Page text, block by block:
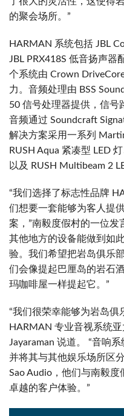
的聚会场所。”
HARMAN 系统包括 JBL
JBL PRX418S 低音扬声器
个系统由 Crown
力。音频处理由 BSS
50 信号处理器提供，信号
音频通过 Soundcraft
解决方案采用一系列
RUSH Aqua 紧凑型 LED
以及 RUSH Multibeam 2
“我们选择了标志性品牌
们想要一套能够为客人提
案，”南毅度假村的一位发
其他地方的设备能做到如
验。我们希望把岩岛俱乐
们会像提起巴厘岛的岩石
玛咖啡屋一样提起它。”
“我们很荣幸能够为岩岛俱
HARMAN 专业音视系统
Jayaraman 说道。 “音响
并将其与其他娱乐场所区
Sao Audio，他们与南毅
卓越的客户体验。”